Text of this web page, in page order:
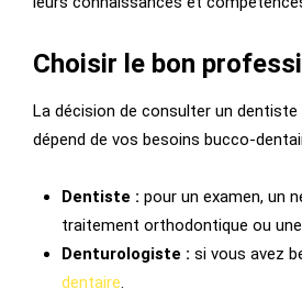
Choisir le bon
La décision de consulter un
dépend de vos besoins bucco-
Dentiste : pour un examen, un
traitement orthodontique ou
Denturologiste : si vous avez
dentaire.